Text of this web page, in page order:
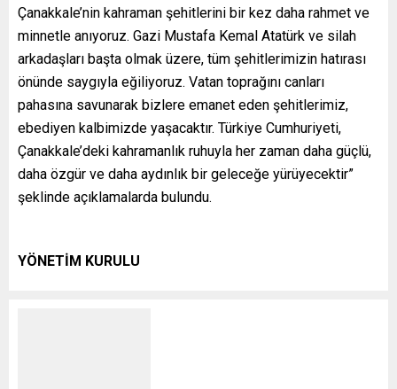
Çanakkale’nin kahraman şehitlerini bir kez daha rahmet ve
minnetle anıyoruz. Gazi Mustafa Kemal Atatürk ve silah
arkadaşları başta olmak üzere, tüm şehitlerimizin hatırası
önünde saygıyla eğiliyoruz. Vatan toprağını canları
pahasına savunarak bizlere emanet eden şehitlerimiz,
ebediyen kalbimizde yaşacaktır. Türkiye Cumhuriyeti,
Çanakkale’deki kahramanlık ruhuyla her zaman daha güçlü,
daha özgür ve daha aydınlık bir geleceğe yürüyecektir”
şeklinde açıklamalarda bulundu.
YÖNETİM KURULU